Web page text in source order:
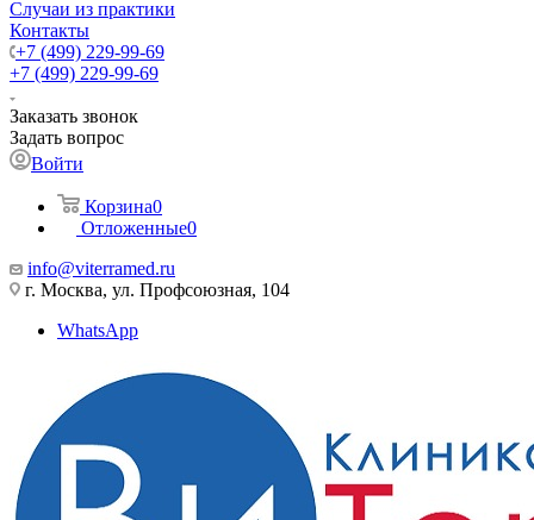
Случаи из практики
Контакты
+7 (499) 229-99-69
+7 (499) 229-99-69
Заказать звонок
Задать вопрос
Войти
Корзина0
Отложенные0
info@viterramed.ru
г. Москва, ул. Профсоюзная, 104
WhatsApp